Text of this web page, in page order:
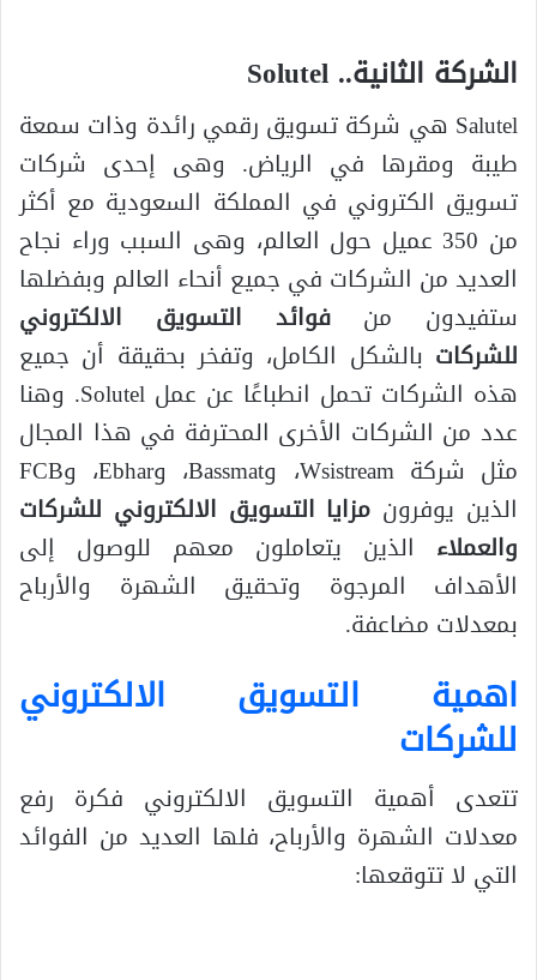
الشركة الثانية.. Solutel
Salutel هي شركة تسويق رقمي رائدة وذات سمعة
طيبة ومقرها في الرياض. وهى إحدى شركات
تسويق الكتروني في المملكة السعودية مع أكثر
من 350 عميل حول العالم، وهى السبب وراء نجاح
العديد من الشركات في جميع أنحاء العالم وبفضلها
ستفيدون منفوائد التسويق الالكتروني
للشركات بالشكل الكامل، وتفخر بحقيقة أن جميع
هذه الشركات تحمل انطباعًا عن عمل Solutel. وهنا
عدد من الشركات الأخرى المحترفة في هذا المجال
مثل شركة Wsistream، وBassmat، وEbhar، وFCB
الذين يوفرون مزايا التسويق الالكتروني للشركات
والعملاء الذين يتعاملون معهم للوصول إلى
الأهداف المرجوة وتحقيق الشهرة والأرباح
بمعدلات مضاعفة.
اهمية التسويق الالكتروني
للشركات
تتعدى أهمية التسويق الالكتروني فكرة رفع
معدلات الشهرة والأرباح، فلها العديد من الفوائد
التي لا تتوقعها: